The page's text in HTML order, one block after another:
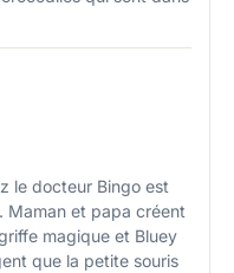
le docteur Bingo est
Maman et papa créent
magique et Bluey
que la petite souris